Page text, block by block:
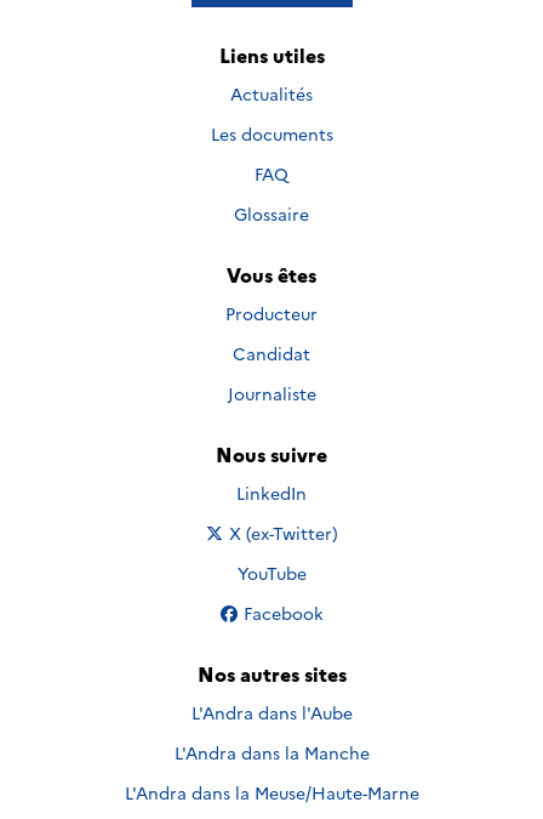
Liens utiles
Actualités
Les documents
FAQ
Glossaire
Vous êtes
Producteur
Candidat
Journaliste
Nous suivre
Nous suivre sur
LinkedIn
Nous suivre sur
X (ex-Twitter)
Nous suivre sur
YouTube
Nous suivre sur
Facebook
Nos autres sites
L'Andra dans l'Aube
L'Andra dans la Manche
L'Andra dans la Meuse/Haute-Marne